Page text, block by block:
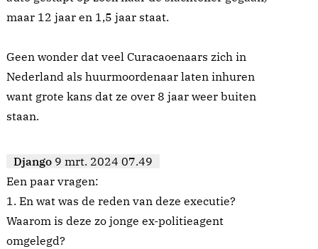
maar 12 jaar en 1,5 jaar staat.
Geen wonder dat veel Curacaoenaars zich in
Nederland als huurmoordenaar laten inhuren
want grote kans dat ze over 8 jaar weer buiten
staan.
Django 9 mrt. 2024 07.49
Een paar vragen:
1. En wat was de reden van deze executie?
Waarom is deze zo jonge ex-politieagent
omgelegd?